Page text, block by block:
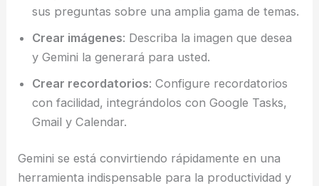
sus preguntas sobre una amplia gama de temas.
Crear imágenes: Describa la imagen que desea
y Gemini la generará para usted.
Crear recordatorios: Configure recordatorios
con facilidad, integrándolos con Google Tasks,
Gmail y Calendar.
Gemini se está convirtiendo rápidamente en una
herramienta indispensable para la productividad y